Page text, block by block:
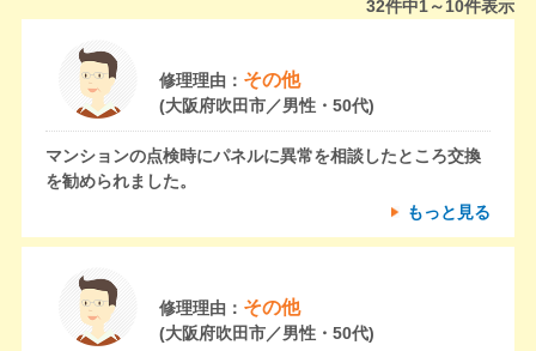
32件中1～10件表示
修理理由： その他
(大阪府吹田市／男性・50代)
マンションの点検時にパネルに異常を相談したところ交換
を勧められました。
もっと見る
修理理由： その他
(大阪府吹田市／男性・50代)